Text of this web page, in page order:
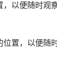
以便随时观
置，以便随